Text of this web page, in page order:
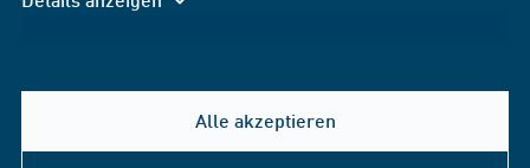
Alle akzeptieren
Hilfe & Kontakt